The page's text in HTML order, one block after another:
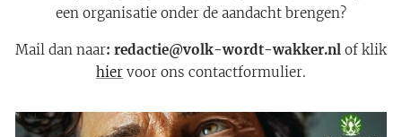
een organisatie onder de aandacht brengen?
Mail dan naar: redactie@volk-wordt-wakker.nl of klik
hier voor ons contactformulier.